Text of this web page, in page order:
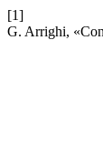
[1]
G. Arrighi,